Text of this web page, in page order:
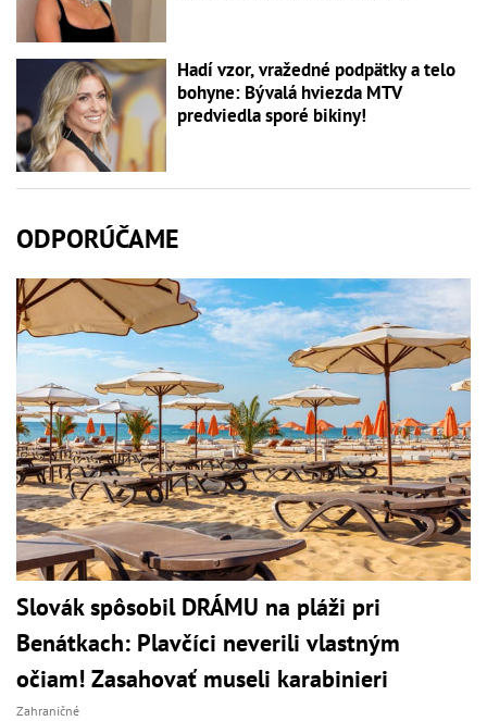
Hadí vzor, vražedné podpätky a telo
bohyne: Bývalá hviezda MTV
predviedla sporé bikiny!
ODPORÚČAME
Slovák spôsobil DRÁMU na pláži pri
Benátkach: Plavčíci neverili vlastným
očiam! Zasahovať museli karabinieri
Zahraničné